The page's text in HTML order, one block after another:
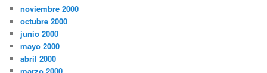
noviembre 2000
octubre 2000
junio 2000
mayo 2000
abril 2000